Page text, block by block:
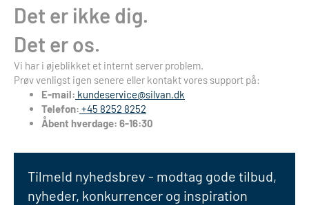
Det er ikke dig.
Det er os.
Vi har i øjeblikket et internt server problem.
Prøv venligst igen senere eller kontakt vores support på:
E-mail: kundeservice@silvan.dk
Telefon: +45 8252 8252
Åbent hverdage: 6-16:30
Tilmeld nyhedsbrev - modtag gode tilbud,
nyheder, konkurrencer og inspiration